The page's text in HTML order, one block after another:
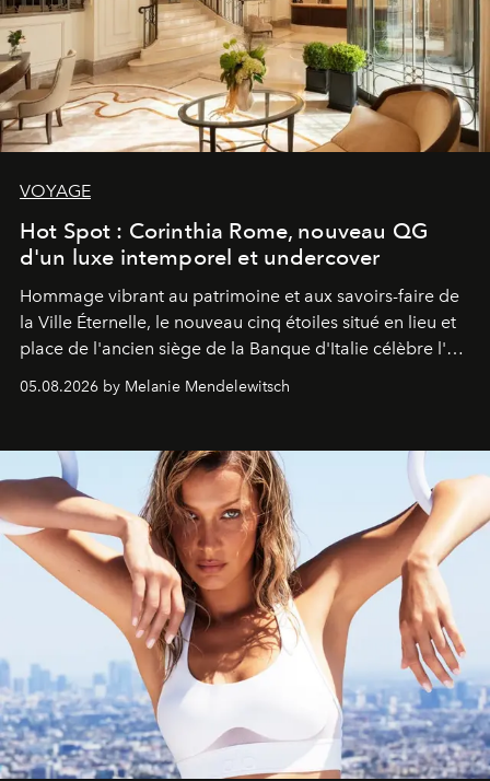
VOYAGE
Hot Spot : Corinthia Rome, nouveau QG
d'un luxe intemporel et undercover
Hommage vibrant au patrimoine et aux savoirs-faire de
la Ville Éternelle, le nouveau cinq étoiles situé en lieu et
place de l'ancien siège de la Banque d'Italie célèbre l'art
de vivre Romain dans toute son élégance intemporelle.
05.08.2026 by Melanie Mendelewitsch